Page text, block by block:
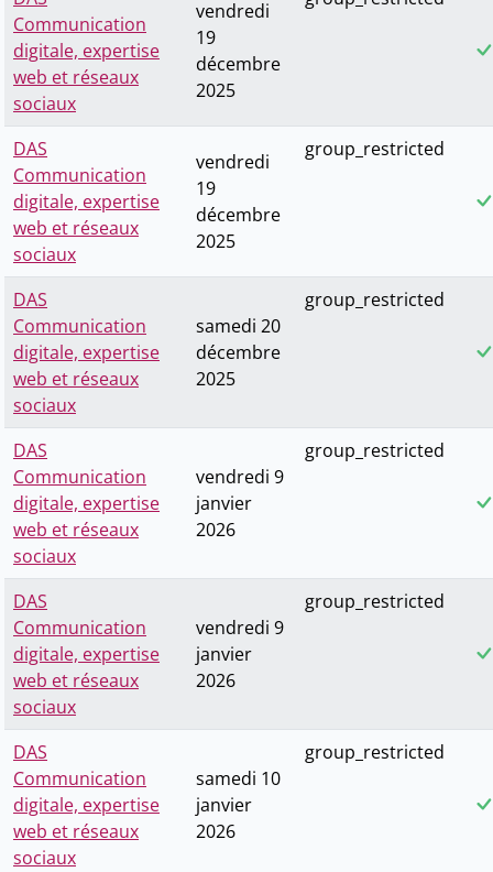
Communication
digitale, expertise
web et réseaux
sociaux
vendredi
19
décembre
2025
DAS
Communication
digitale, expertise
web et réseaux
sociaux
vendredi
19
décembre
2025
group_restricted
DAS
Communication
digitale, expertise
web et réseaux
sociaux
samedi 20
décembre
2025
group_restricted
DAS
Communication
digitale, expertise
web et réseaux
sociaux
vendredi 9
janvier
2026
group_restricted
DAS
Communication
digitale, expertise
web et réseaux
sociaux
vendredi 9
janvier
2026
group_restricted
DAS
Communication
digitale, expertise
web et réseaux
sociaux
samedi 10
janvier
2026
group_restricted